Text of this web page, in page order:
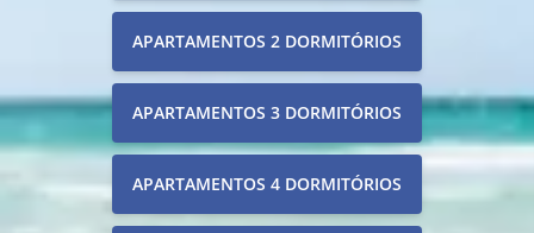
APARTAMENTOS 2 DORMITÓRIOS
APARTAMENTOS 3 DORMITÓRIOS
APARTAMENTOS 4 DORMITÓRIOS